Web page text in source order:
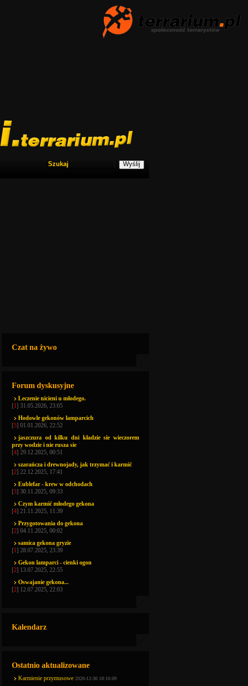
Czat na żywo
Forum dyskusyjne
Leczenie nicieni u młodego.
[1] 31.05.2026, 23:05
Hodowle gekonów lamparcich
[5] 01.01.2026, 22:52
jaszczura od kilku dni kładzie sie wieczorem
przy wodzie i nie rusza sie
[4] 29.12.2025, 00:51
szarańcza i drewnojady, jak trzymać i karmić
[2] 22.12.2025, 17:41
Eublefar - krew w odchodach
[3] 30.11.2025, 09:33
Czym karmić młodego gekona
[4] 21.11.2025, 11:39
Przygotowania do gekona
[2] 04.11.2025, 00:02
samica gekona gryzie
[1] 28.07.2025, 23:39
Gekon lamparci - cienki ogon
[2] 13.07.2025, 22:55
Oswajanie gekona...
[2] 12.07.2025, 22:03
Kalendarz
Ostatnio aktualizowane
Karmienie przymusowe 2020-12-30 18:16:09